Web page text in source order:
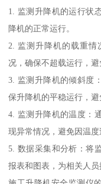
1. 监测升降机的运行状
降机的正常运行。
2. 监测升降机的载重
况，确保不超载运行，避
3. 监测升降机的倾斜度
保升降机的平稳运行，避
4. 监测升降机的温度：
现异常情况，避免因温度
5. 数据采集和分析：将
报表和图表，为相关人员